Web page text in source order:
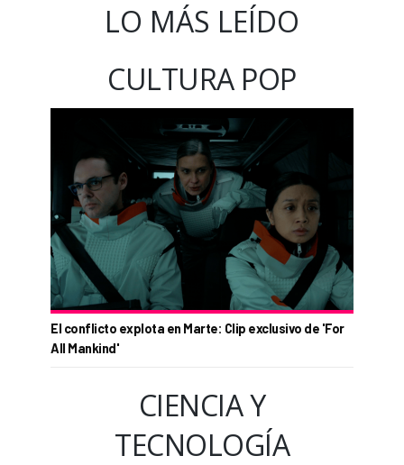
LO MÁS LEÍDO
CULTURA POP
El conflicto explota en Marte: Clip exclusivo de 'For
All Mankind'
CIENCIA Y
TECNOLOGÍA